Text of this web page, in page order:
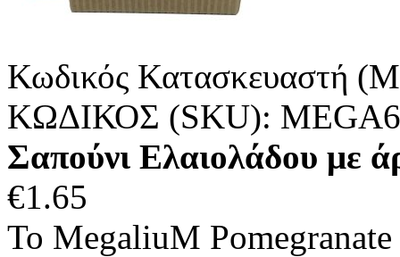
Κωδικός Κατασκευαστή
ΚΩΔΙΚΟΣ (SKU):
Σαπούνι Ελαιολάδου με
€1.65
Το MegaliuM Pomegranate